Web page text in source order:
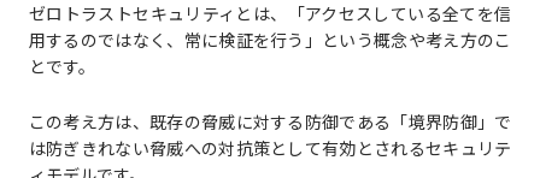
ゼロトラストセキュリティとは、「アクセスしている全てを信
用するのではなく、常に検証を行う」という概念や考え方のこ
とです。
この考え方は、既存の脅威に対する防御である「境界防御」で
は防ぎきれない脅威への対抗策として有効とされるセキュリテ